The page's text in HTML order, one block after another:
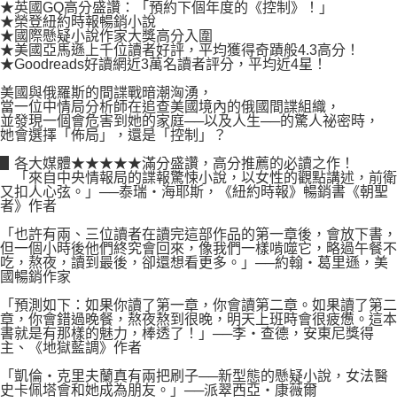
★英國GQ高分盛讚：「預約下個年度的《控制》！」
★榮登紐約時報暢銷小說
★國際懸疑小說作家大獎高分入圍
★美國亞馬遜上千位讀者好評，平均獲得奇蹟般4.3高分！
★Goodreads好讀網近3萬名讀者評分，平均近4星！
美國與俄羅斯的間諜戰暗潮洶湧，
當一位中情局分析師在追查美國境內的俄國間諜組織，
並發現一個會危害到她的家庭──以及人生──的驚人祕密時，
她會選擇「佈局」，還是「控制」？
▋各大媒體★★★★★滿分盛讚，高分推薦的必讀之作！
「來自中央情報局的諜報驚悚小說，以女性的觀點講述，前衛
又扣人心弦。」──泰瑞‧海耶斯，《紐約時報》暢銷書《朝聖
者》作者
「也許有兩、三位讀者在讀完這部作品的第一章後，會放下書，
但一個小時後他們終究會回來，像我們一樣啃噬它，略過午餐不
吃，熬夜，讀到最後，卻還想看更多。」──約翰‧葛里遜，美
國暢銷作家
「預測如下：如果你讀了第一章，你會讀第二章。如果讀了第二
章，你會錯過晚餐，熬夜熬到很晚，明天上班時會很疲憊。這本
書就是有那樣的魅力，棒透了！」──李‧查德，安東尼獎得
主、《地獄藍調》作者
「凱倫‧克里夫蘭真有兩把刷子──新型態的懸疑小說，女法醫
史卡佩塔會和她成為朋友。」──派翠西亞‧康薇爾